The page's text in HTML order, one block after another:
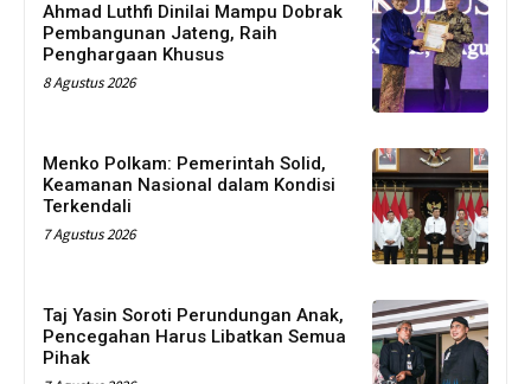
Ahmad Luthfi Dinilai Mampu Dobrak
Pembangunan Jateng, Raih
Penghargaan Khusus
8 Agustus 2026
Menko Polkam: Pemerintah Solid,
Keamanan Nasional dalam Kondisi
Terkendali
7 Agustus 2026
Taj Yasin Soroti Perundungan Anak,
Pencegahan Harus Libatkan Semua
Pihak